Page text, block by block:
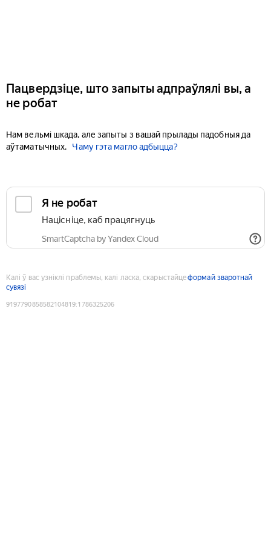
Пацвердзіце, што запыты адпраўлялі вы, а
не робат
Нам вельмі шкада, але запыты з вашай прылады падобныя да
аўтаматычных.
Чаму гэта магло адбыцца?
Я не робат
Націсніце, каб працягнуць
SmartCaptcha by Yandex Cloud
Калі ў вас узніклі праблемы, калі ласка, скарыстайцеформай зваротнай
сувязі
9197790858582104819:1786325206